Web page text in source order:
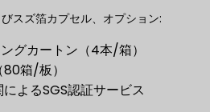
スズ箔カプセル、オプション:
グカートン（4本/箱）
箱/板）
よるSGS認証サービス